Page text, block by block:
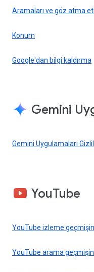
Aramaları ve göz atma
Konum
Google'dan bilgi kaldırma
Gemini
Gemini Uygulamaları
YouTube
YouTube izleme
YouTube arama